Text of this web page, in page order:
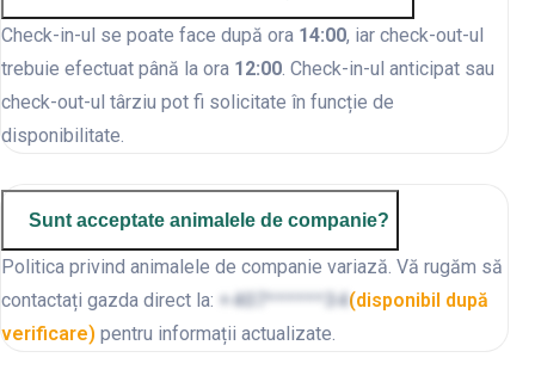
Check-in-ul se poate face după ora 14:00, iar check-out-ul
trebuie efectuat până la ora 12:00. Check-in-ul anticipat sau
check-out-ul târziu pot fi solicitate în funcție de
disponibilitate.
Sunt acceptate animalele de companie?
Politica privind animalele de companie variază. Vă rugăm să
contactați gazda direct la: +407******34(disponibil după
verificare) pentru informații actualizate.